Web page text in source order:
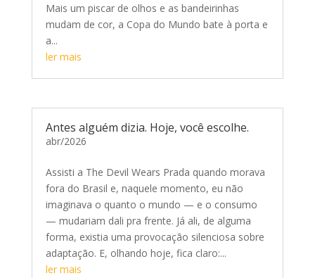
Mais um piscar de olhos e as bandeirinhas
mudam de cor, a Copa do Mundo bate à porta e
a...
ler mais
Antes alguém dizia. Hoje, você escolhe.
abr/2026
Assisti a The Devil Wears Prada quando morava
fora do Brasil e, naquele momento, eu não
imaginava o quanto o mundo — e o consumo
— mudariam dali pra frente. Já ali, de alguma
forma, existia uma provocação silenciosa sobre
adaptação. E, olhando hoje, fica claro:...
ler mais